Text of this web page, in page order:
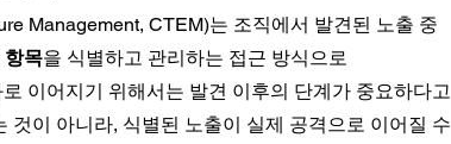
Management, CTEM)는 조직에서 발견된 노출 중
항목을 식별하고 관리하는 접근 방식으로
이어지기 위해서는 발견 이후의 단계가 중요하다고
것이 아니라, 식별된 노출이 실제 공격으로 이어질 수